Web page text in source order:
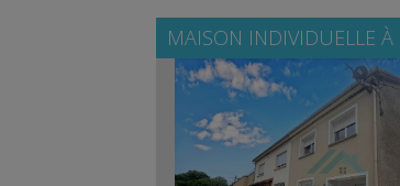
MAISON INDIVIDUELLE À